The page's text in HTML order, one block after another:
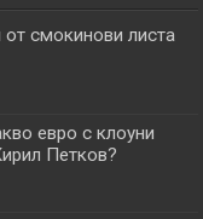
смокинови листа
евро с клоуни
Петков?